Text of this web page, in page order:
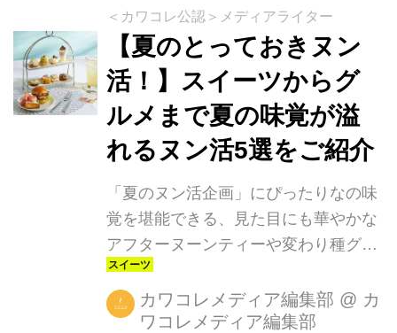
お好みの紅茶、そして銀座蔦屋書店が
ディレクションした約1,500冊の書籍
からお気に入りの本を手に至福の時間
が過ごせます。
＜カワコレ公認＞メディアライター
【夏のとっておきヌン
活！】スイーツからグ
ルメまで夏の味覚が溢
れるヌン活5選をご紹介
「夏のヌン活企画」にぴったりなの味
覚を堪能できる、見た目にも華やかな
アフターヌーンティーや変わり種グル
メ、お家でも楽しめるスイーツをご紹
介します。 スターバックス リザーブ
(R) ロースタリー 東京 「ロースタリー
カワコレメディア編集部 @ カ
ワコレメディア編集部